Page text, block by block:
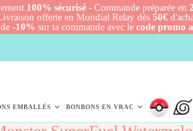
100% sécurisé - Commande préparée en
offerte en Mondial Relay dès 50€
-10% sur ta commande avec le code promo
EMBALLÉS BONBONS EN VRAC